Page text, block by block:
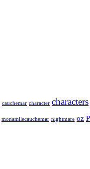
cauchemar character characters
monamilecauchemar nightmare oz